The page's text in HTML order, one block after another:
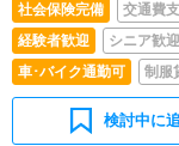
社会保険完備
交通費
経験者歓迎
シニア歓迎
車･バイク通勤可
制服
検討中に